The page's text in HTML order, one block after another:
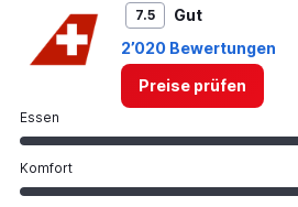
7.5
Gut
2’020 Bewertungen
Preise prüfen
Essen
Komfort